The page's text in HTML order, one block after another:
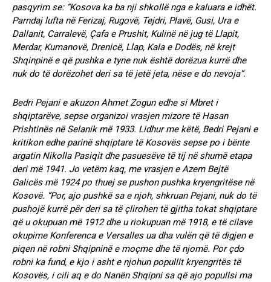
pasqyrim se: “Kosova ka ba nji shkollë nga e kaluara e idhët.
Parndaj lufta në Ferizaj, Rugovë, Tejdri, Plavë, Gusi, Ura e
Dallanit, Carralevë, Çafa e Prushit, Kulinë në jug të Llapit,
Merdar, Kumanovë, Drenicë, Llap, Kala e Dodës, në krejt
Shqinpinë e që pushka e tyne nuk është dorëzua kurrë dhe
nuk do të dorëzohet deri sa të jetë jeta, nëse e do nevoja”.
Bedri Pejani e akuzon Ahmet Zogun edhe si Mbret i
shqiptarëve, sepse organizoi vrasjen mizore të Hasan
Prishtinës në Selanik më 1933. Lidhur me këtë, Bedri Pejani e
kritikon edhe parinë shqiptare të Kosovës sepse po i bënte
argatin Nikolla Pasiqit dhe pasuesëve të tij në shumë etapa
deri më 1941. Jo vetëm kaq, me vrasjen e Azem Bejtë
Galicës më 1924 po thuej se pushon pushka kryengritëse në
Kosovë. “Por, ajo pushkë sa e njoh, shkruan Pejani, nuk do të
pushojë kurrë për deri sa të çlirohen të gjitha tokat shqiptare
që u okupuan më 1912 dhe u riokupuan më 1918, e të cilave
okupime Konferenca e Versalles ua dha vulën që të digjen e
piqen në robni Shqipninë e moçme dhe të njomë. Por çdo
robni ka fund, e kjo i asht e njohun popullit kryengritës të
Kosovës, i cili aq e do Nanën Shqipni sa që ajo popullsi ma